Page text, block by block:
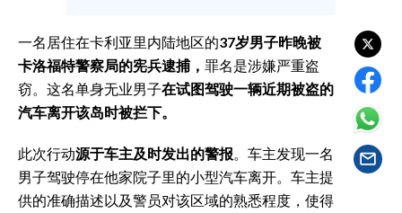
#CARAUNIONE
INSULARITÀ
FOTO
一名居住在卡利亚里内陆地区的37岁男子昨晚被
卡洛福特警察局的宪兵逮捕， 罪名是涉嫌严重盗
窃。这名单身无业男子在试图驾驶一辆近期被盗的
汽车离开该岛时被拦下。
此次行动源于车主及时发出的警报 。车主发现一名
男子驾驶停在他家院子里的小型汽车离开。车主提
供的准确描述以及警员对该区域的熟悉程度，使得